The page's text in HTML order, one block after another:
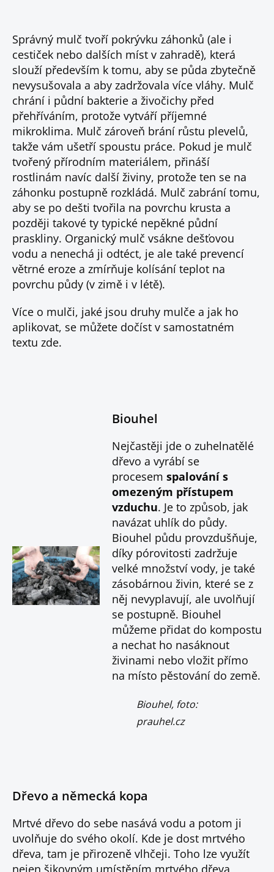
Správný mulč tvoří pokrývku záhonků (ale i
cestiček nebo dalších míst v zahradě), která
slouží především k tomu, aby se půda zbytečně
nevysušovala a aby zadržovala více vláhy. Mulč
chrání i půdní bakterie a živočichy před
přehříváním, protože vytváří příjemné
mikroklima. Mulč zároveň brání růstu plevelů,
takže vám ušetří spoustu práce. Pokud je mulč
tvořený přírodním materiálem, přináší
rostlinám navíc další živiny, protože ten se na
záhonku postupně rozkládá. Mulč zabrání tomu,
aby se po dešti tvořila na povrchu krusta a
později takové ty typické nepěkné půdní
praskliny. Organický mulč vsákne dešťovou
vodu a nenechá ji odtéct, je ale také prevencí
větrné eroze a zmírňuje kolísání teplot na
povrchu půdy (v zimě i v létě).
Více o mulči, jaké jsou druhy mulče a jak ho
aplikovat, se můžete dočíst v samostatném
textu zde.
Biouhel
Nejčastěji jde o zuhelnatělé
dřevo a vyrábí se
procesem spalování s
omezeným přístupem
vzduchu. Je to způsob, jak
navázat uhlík do půdy.
Biouhel půdu provzdušňuje,
díky pórovitosti zadržuje
velké množství vody, je také
zásobárnou živin, které se z
něj nevyplavují, ale uvolňují
se postupně. Biouhel
můžeme přidat do kompostu
a nechat ho nasáknout
živinami nebo vložit přímo
na místo pěstování do země.
Biouhel, foto:
prauhel.cz
Dřevo a německá kopa
Mrtvé dřevo do sebe nasává vodu a potom ji
uvolňuje do svého okolí. Kde je dost mrtvého
dřeva, tam je přirozeně vlhčeji. Toho lze využít
nejen šikovným umístěním mrtvého dřeva